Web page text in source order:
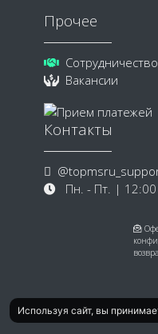
Прочее
Сотрудничество
Вакансии
Контакты
Пн. - Пт. |
Используя сайт, вы